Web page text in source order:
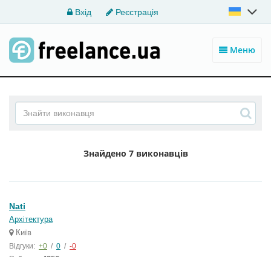
Вхід Реєстрація
Меню
Знайдено 7 виконавців
Nati
Архітектура
Київ
Відгуки: +0 / 0 / -0